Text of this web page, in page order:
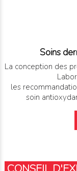
Soins
La conception des
les
soin